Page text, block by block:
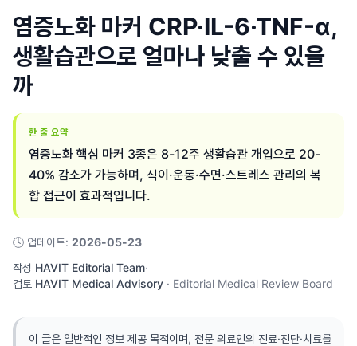
염증노화 마커 CRP·IL-6·TNF-α,
생활습관으로 얼마나 낮출 수 있을
까
한 줄 요약
염증노화 핵심 마커 3종은 8-12주 생활습관 개입으로 20-
40% 감소가 가능하며, 식이·운동·수면·스트레스 관리의 복
합 접근이 효과적입니다.
🕓 업데이트: 2026-05-23
작성 HAVIT Editorial Team·
검토 HAVIT Medical Advisory · Editorial Medical Review Board
이 글은 일반적인 정보 제공 목적이며, 전문 의료인의 진료·진단·치료를